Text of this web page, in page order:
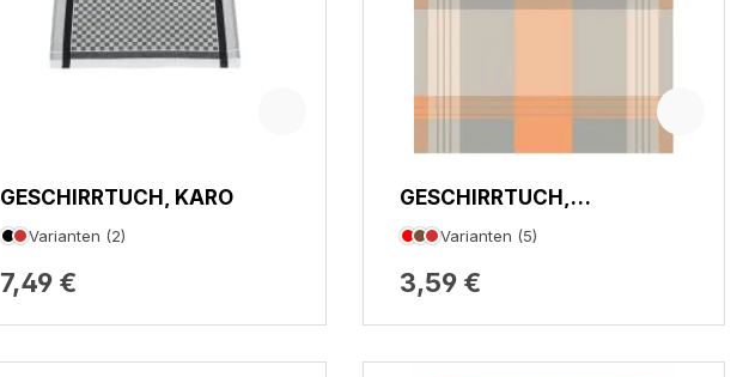
GESCHIRRTUCH, KARO
Varianten (2)
7,49 €
GESCHIRRTUCH,
BLOCKKARO
Varianten (5)
3,59 €